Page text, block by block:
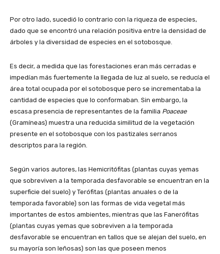
Por otro lado, sucedió lo contrario con la riqueza de especies,
dado que se encontró una relación positiva entre la densidad de
árboles y la diversidad de especies en el sotobosque.
Es decir, a medida que las forestaciones eran más cerradas e
impedían más fuertemente la llegada de luz al suelo, se reducía el
área total ocupada por el sotobosque pero se incrementaba la
cantidad de especies que lo conformaban. Sin embargo, la
escasa presencia de representantes de la familia Poaceae
(Gramíneas) muestra una reducida similitud de la vegetación
presente en el sotobosque con los pastizales serranos
descriptos para la región.
Según varios autores, las Hemicritófitas (plantas cuyas yemas
que sobreviven a la temporada desfavorable se encuentran en la
superficie del suelo) y Terófitas (plantas anuales o de la
temporada favorable) son las formas de vida vegetal más
importantes de estos ambientes, mientras que las Fanerófitas
(plantas cuyas yemas que sobreviven a la temporada
desfavorable se encuentran en tallos que se alejan del suelo, en
su mayoría son leñosas) son las que poseen menos